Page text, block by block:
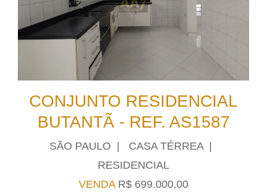
CONJUNTO RESIDENCIAL
BUTANTÃ - REF. AS1587
SÃO PAULO | CASA TÉRREA |
RESIDENCIAL
VENDAR$ 699.000,00